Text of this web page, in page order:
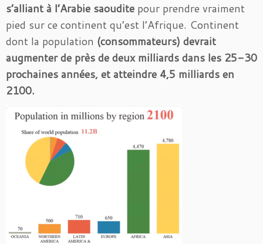
s’alliant à l’Arabie saoudite pour prendre vraiment
pied sur ce continent qu’est l’Afrique. Continent
dont la population (consommateurs) devrait
augmenter de près de deux milliards dans les 25-30
prochaines années, et atteindre 4,5 milliards en
2100.